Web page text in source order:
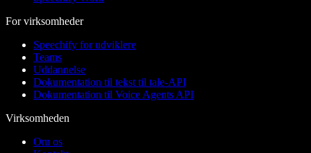
For virksomheder
Speechify for udviklere
Teams
Uddannelse
Dokumentation til tekst til tale-API
Dokumentation til Voice Agents API
Virksomheden
Om os